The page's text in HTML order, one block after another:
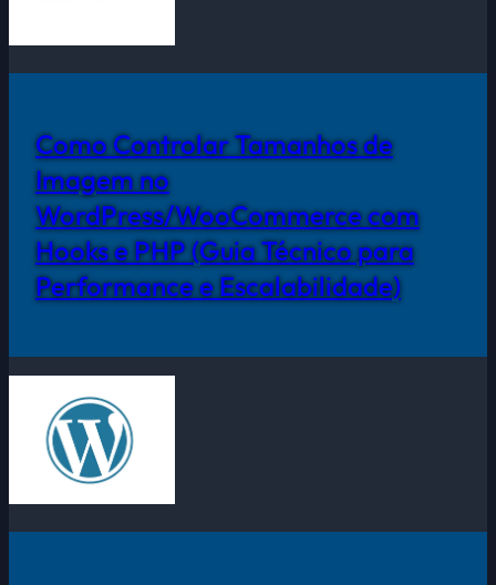
Como Controlar Tamanhos de
Imagem no
WordPress/WooCommerce com
Hooks e PHP (Guia Técnico para
Performance e Escalabilidade)